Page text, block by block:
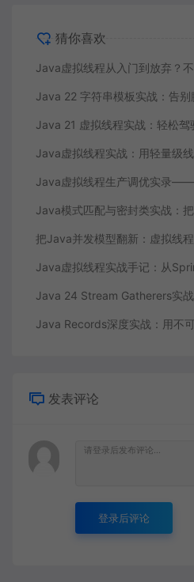
猜你喜欢
发表评论
登录后评论